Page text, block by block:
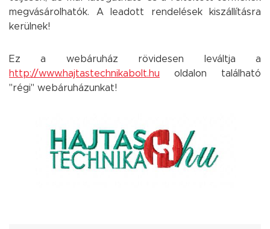
megvásárolhatók. A leadott rendelések kiszállításra
kerülnek!
Ez a webáruház rövidesen leváltja a
http://www.hajtastechnikabolt.hu oldalon található
"régi" webáruházunkat!